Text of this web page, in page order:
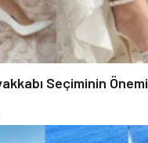
Seçiminin Önemi